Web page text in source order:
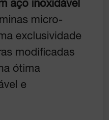
aço inoxidável
micro-
exclusividade
modificadas
ótima
e